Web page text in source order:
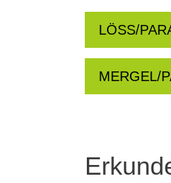
LÖSS/
MERGEL/